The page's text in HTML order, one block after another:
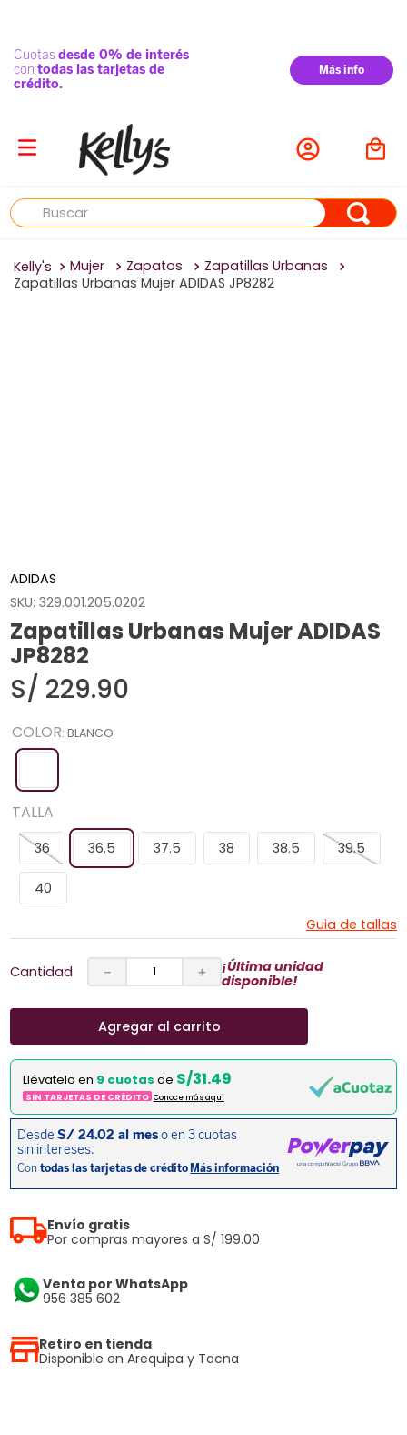
Buscar
Mujer Zapatos
Zapatillas Urbanas
Zapatillas Urbanas Mujer ADIDAS JP8282
ADIDAS
SKU:329.001.205.0202
Zapatillas Urbanas Mujer ADIDAS
JP8282
S/ 229.90
COLOR: BLANCO
TALLA
36 36.5 37.5 38 38.5 39.5
40
Guia de tallas
Cantidad ＋
－
¡Última unidad
disponible!
Agregar al carrito
Llévatelo en 9 cuotas de S/31.49
SIN TARJETAS DE CRÉDITO Conoce más aqui
Envío gratis
Por compras mayores a S/ 199.00
Venta por WhatsApp
956 385 602
Retiro en tienda
Disponible en Arequipa y Tacna